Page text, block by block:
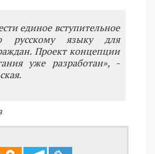
единое вступительное
русскому языку для
Проект концепции
уже разработан», -